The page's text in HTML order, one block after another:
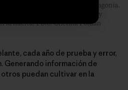
biointensiva en Parque Patagonia.
de todo el mundo colaboraron y
la huerta. Foto: Cherilia Poluan
cada año de prueba y error,
información de
puedan cultivar en la